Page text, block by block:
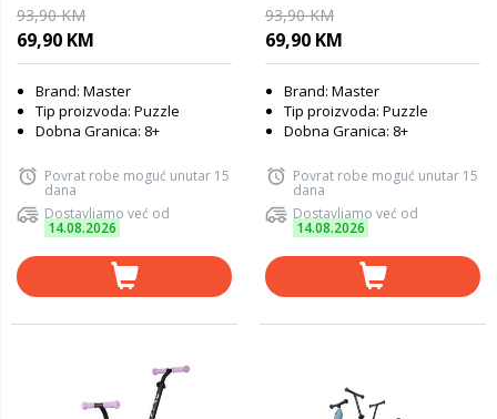
93,90 KM
69,90 KM
Brand: Master
Tip proizvoda: Puzzle
Dobna Granica: 8+
Povrat robe moguć unutar 15
dana
Dostavljamo već od
14.08.2026
93,90 KM
69,90 KM
Brand: Master
Tip proizvoda: Puzzle
Dobna Granica: 8+
Povrat robe moguć unutar 15
dana
Dostavljamo već od
14.08.2026